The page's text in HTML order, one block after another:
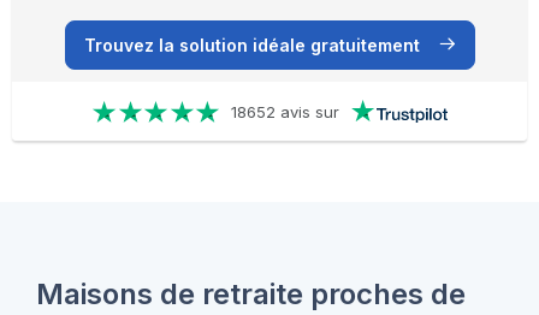
Trouvez la solution idéale gratuitement
18652 avis sur
Maisons de retraite proches de